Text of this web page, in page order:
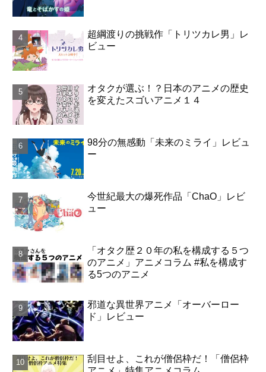
超綱渡りの挑戦作「トリツカレ男」レ
ビュー
オタクが選ぶ！？日本のアニメの歴史
を変えたスゴいアニメ１４
98分の無感動「未来のミライ」レビュ
ー
今世紀最大の爆死作品「ChaO」レビ
ュー
「オタク歴２０年の私を構成する５つ
のアニメ」アニメコラム #私を構成す
る5つのアニメ
邪道な異世界アニメ「オーバーロー
ド」レビュー
刮目せよ、これが僧侶枠だ！「僧侶枠